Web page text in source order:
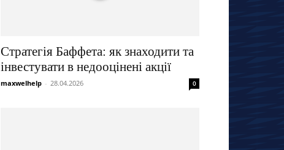
Стратегія Баффета: як знаходити та
інвестувати в недооцінені акції
maxwelhelp - 28.04.2026 0